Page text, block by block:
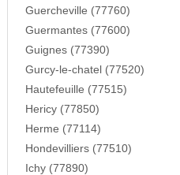
Guercheville (77760)
Guermantes (77600)
Guignes (77390)
Gurcy-le-chatel (77520)
Hautefeuille (77515)
Hericy (77850)
Herme (77114)
Hondevilliers (77510)
Ichy (77890)